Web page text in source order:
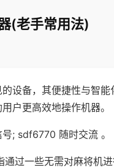
(老手常用法)
设备，其便捷性与智能
户更高效地操作机器。
; sdf6770 随时交流 。
过一些无需对麻将机